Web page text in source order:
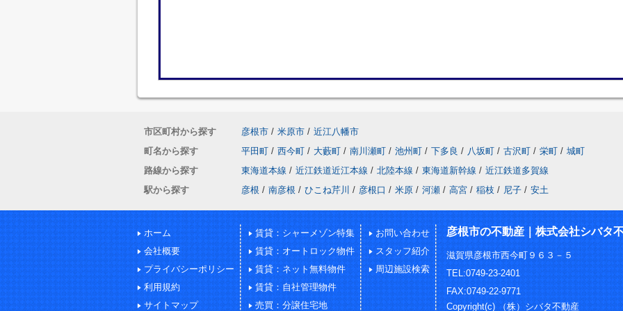
市区町村から探す 彦根市 / 米原市 / 近江八幡市
町名から探す
平田町 / 西今町 / 大藪町 / 南川瀬町 / 池州町 / 下多良 / 八坂町 / 古沢町 / 栄町 / 城町
路線から探す
東海道本線 / 近江鉄道近江本線 / 北陸本線 / 東海道新幹線 / 近江鉄道多賀線
駅から探す
彦根 / 南彦根 / ひこね芹川 / 彦根口 / 米原 / 河瀬 / 高宮 / 稲枝 / 尼子 / 安土
ホーム
会社概要
プライバシーポリシー
利用規約
サイトマップ
賃貸：シャーメゾン特集
賃貸：オートロック物件
賃貸：ネット無料物件
賃貸：自社管理物件
売買：分譲住宅地
お問い合わせ
スタッフ紹介
周辺施設検索
彦根市の不動産｜株式会社シバタ
滋賀県彦根市西今町９６３－５
TEL:0749-23-2401
FAX:0749-22-9771
Copyright(c) （株）シバタ不動産